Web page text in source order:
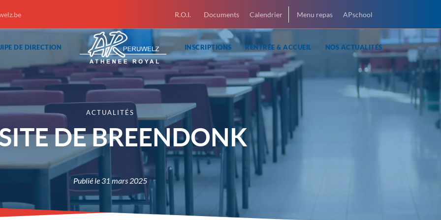
R.O.I. Documents Calendrier Menu repas APschool
DE DIRECTION INSCRIPTIONS RENTRÉE & ACCUEIL NOS ACTUALITÉS
ACTUALITÉS
DE BREENDONK
Publié le31 mars 2025